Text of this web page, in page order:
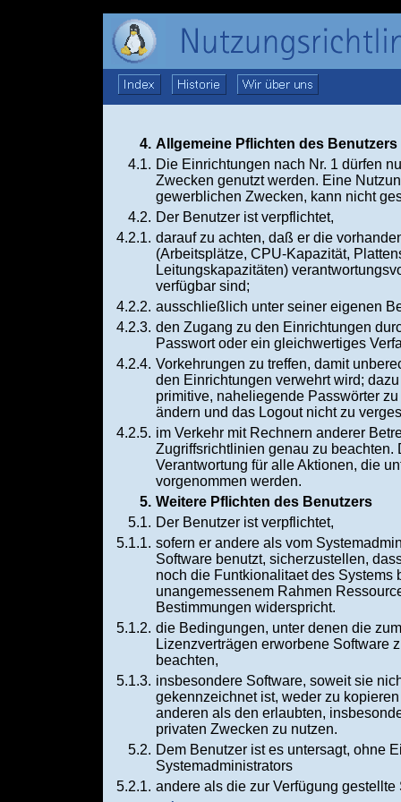
4. Allgemeine Pflichten des Benutzers
4.1. Die Einrichtungen nach Nr. 1 dürfen
Zwecken genutzt werden. Eine
gewerblichen Zwecken, kann nicht
4.2. Der Benutzer ist verpflichtet,
4.2.1. darauf zu achten, daß er die
(Arbeitsplätze, CPU-Kapazität,
Leitungskapazitäten)
verfügbar sind;
4.2.2. ausschließlich unter seiner eigenen
4.2.3. den Zugang zu den Einrichtungen
Passwort oder ein gleichwertiges
4.2.4. Vorkehrungen zu treffen, damit
den Einrichtungen verwehrt wird;
primitive, naheliegende Passwörter
ändern und das Logout nicht zu
4.2.5. im Verkehr mit Rechnern anderer
Zugriffsrichtlinien genau zu beachten.
Verantwortung für alle Aktionen, die
vorgenommen werden.
5. Weitere Pflichten des Benutzers
5.1. Der Benutzer ist verpflichtet,
5.1.1. sofern er andere als vom
Software benutzt, sicherzustellen,
noch die Funtkionalitaet des Systems
unangemessenem Rahmen
Bestimmungen widerspricht.
5.1.2. die Bedingungen, unter denen die
Lizenzverträgen erworbene Software
beachten,
5.1.3. insbesondere Software, soweit sie
gekennzeichnet ist, weder zu
anderen als den erlaubten,
privaten Zwecken zu nutzen.
5.2. Dem Benutzer ist es untersagt, ohne
Systemadministrators
5.2.1. andere als die zur Verfügung